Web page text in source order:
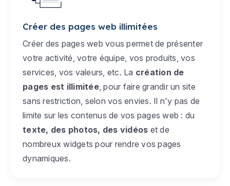
Créer des pages web illimitées
Créer des pages web vous permet de présenter
votre activité, votre équipe, vos produits, vos
services, vos valeurs, etc. La création de
pages est illimitée, pour faire grandir un site
sans restriction, selon vos envies. Il n'y pas de
limite sur les contenus de vos pages web : du
texte, des photos, des vidéos et de
nombreux widgets pour rendre vos pages
dynamiques.